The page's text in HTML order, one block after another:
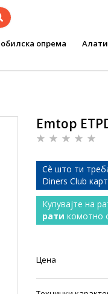
опрема
Emtop
Сѐ што ти
Diners Club
Купувајте на
рати комотно
Цена